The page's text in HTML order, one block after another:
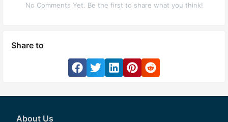
No Comments Yet. Be the first to share what you think!
Share to
About Us